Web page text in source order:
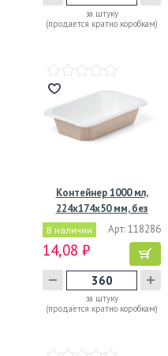
за штуку
(продается кратно коробкам)
Контейнер 1000 мл,
224х174х50 мм, без
окна,…
В наличии Арт: 118286
14,08 ₽
за штуку
(продается кратно коробкам)